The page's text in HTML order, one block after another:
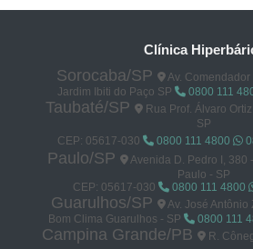
Clínica
Sorocaba/SP
Av. Comendador
Jardim Ibiti do Paço SP
0800 111
Taubaté/SP
Rua Prof. Álvaro
SP
CEP: 05617-030
0800 111 4800
Paulo/SP
Avenida D. Pedro I, 380
Paulo - SP
CEP: 05617-030
0800 111 4800
Guarulhos/SP
Av. José Antônio
Bom Clima Guarulhos - SP
0800 111
Campina Grande/PB
R.